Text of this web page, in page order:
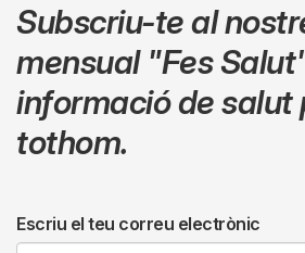
Subscriu-te al
mensual "Fes
informació de salut
tothom.
Escriu el teu correu electrònic